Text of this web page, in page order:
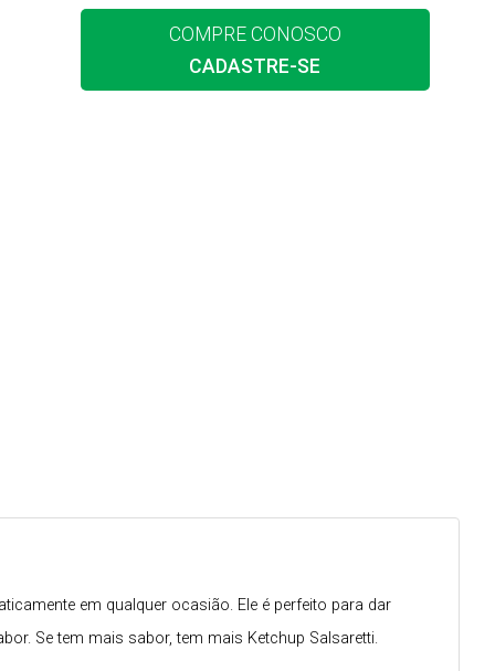
COMPRE CONOSCO
CADASTRE-SE
em qualquer ocasião. Ele é perfeito para dar
Se tem mais sabor, tem mais Ketchup Salsaretti.